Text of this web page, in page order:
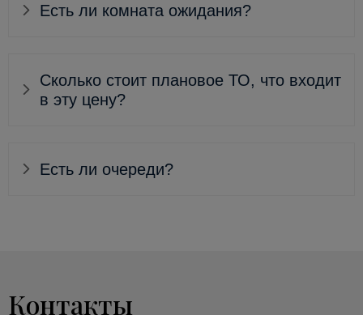
Есть ли комната ожидания?
Сколько стоит плановое ТО, что входит
в эту цену?
Есть ли очереди?
Контакты